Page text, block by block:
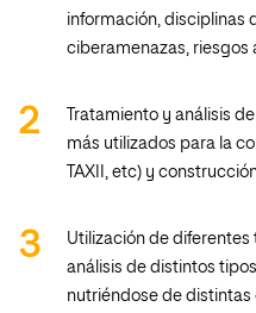
información, disciplinas
ciberamenazas, riesgos
Tratamiento y análisis
más utilizados para la
TAXII, etc) y
Utilización de
análisis de distintos
nutriéndose de distintas